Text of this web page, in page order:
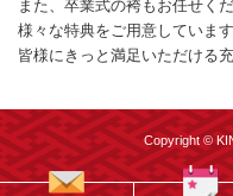
また、卒業式の袴もお任せく
様々な特典をご用意しています
皆様にきっと満足いただける
Copyright ©